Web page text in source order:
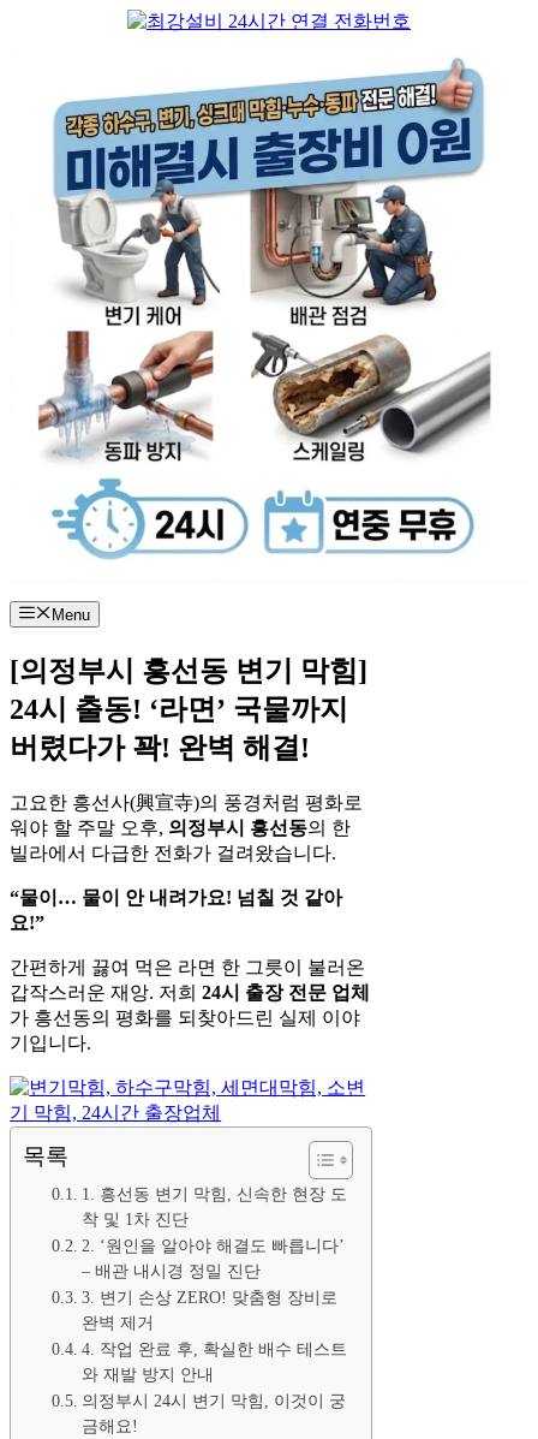
Menu
[의정부시 흥선동 변기 막힘]
24시 출동! ‘라면’ 국물까지
버렸다가 꽉! 완벽 해결!
고요한 흥선사(興宣寺)의 풍경처럼 평화로
워야 할 주말 오후, 의정부시 흥선동의 한
빌라에서 다급한 전화가 걸려왔습니다.
“물이… 물이 안 내려가요! 넘칠 것 같아
요!”
간편하게 끓여 먹은 라면 한 그릇이 불러온
갑작스러운 재앙. 저희 24시 출장 전문 업체
가 흥선동의 평화를 되찾아드린 실제 이야
기입니다.
목록
1. 흥선동 변기 막힘, 신속한 현장 도
착 및 1차 진단
2. ‘원인을 알아야 해결도 빠릅니다’
– 배관 내시경 정밀 진단
3. 변기 손상 ZERO! 맞춤형 장비로
완벽 제거
4. 작업 완료 후, 확실한 배수 테스트
와 재발 방지 안내
의정부시 24시 변기 막힘, 이것이 궁
금해요!